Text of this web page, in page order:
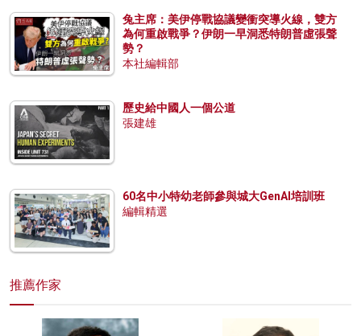
兔主席：美伊停戰協議變衝突導火線，雙方
為何重啟戰爭？伊朗一早洞悉特朗普虛張聲
勢？
本社編輯部
歷史給中國人一個公道
張建雄
60名中小特幼老師參與城大GenAI培訓班
編輯精選
推薦作家